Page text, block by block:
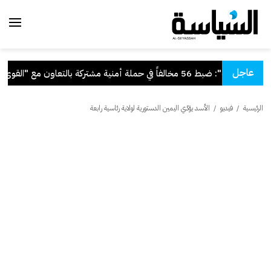
عاجل
"الداخلية": ضبط 56 مخالفاً في حملة أمنية مشتركة بالتعاون مع "القوى العاملة"
الرئيسية / فيديو / الأسد يؤدّي اليمين الدستورية لولاية رئاسية رابعة